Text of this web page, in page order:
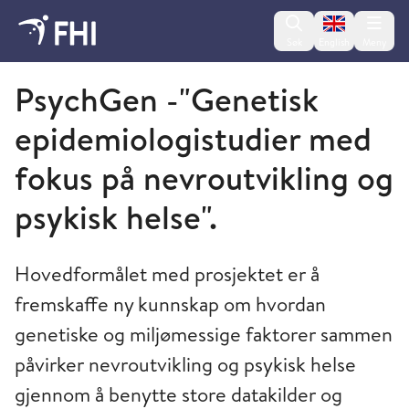
Change
Folkehelseinstituttet
PsychGen -"Genetisk
epidemiologistudier med
fokus på nevroutvikling og
psykisk helse".
Hovedformålet med prosjektet er å
fremskaffe ny kunnskap om hvordan
genetiske og miljømessige faktorer sammen
påvirker nevroutvikling og psykisk helse
gjennom å benytte store datakilder og